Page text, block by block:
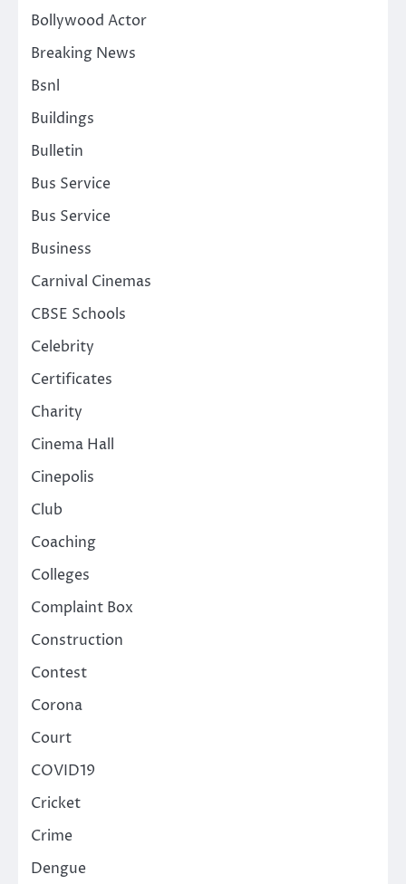
Bollywood Actor
Breaking News
Bsnl
Buildings
Bulletin
Bus Service
Bus Service
Business
Carnival Cinemas
CBSE Schools
Celebrity
Certificates
Charity
Cinema Hall
Cinepolis
Club
Coaching
Colleges
Complaint Box
Construction
Contest
Corona
Court
COVID19
Cricket
Crime
Dengue